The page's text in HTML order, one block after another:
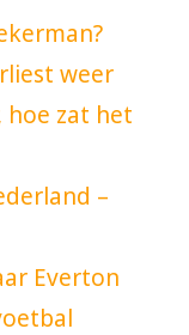
weer
hoe zat het
–
Everton